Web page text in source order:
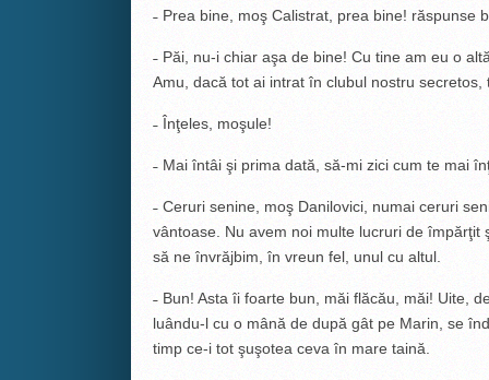
­˗ Prea bine, moş Calistrat, prea bine! răspunse
˗ Păi, nu-i chiar aşa de bine! Cu tine am eu o
Amu, dacă tot ai intrat în clubul nostru
˗ Înţeles, moşule!
˗ Mai întâi şi prima dată, să-mi zici cum te mai
­˗ Ceruri senine, moş Danilovici, numai ceruri
vântoase. Nu avem noi multe lucruri de
să ne învrăjbim, în vreun fel, unul cu altul.
­˗ Bun! Asta îi foarte bun, măi flăcău, măi! Uite,
luându-l cu o mână de după gât pe Marin, se
timp ce-i tot şuşotea ceva în mare taină.